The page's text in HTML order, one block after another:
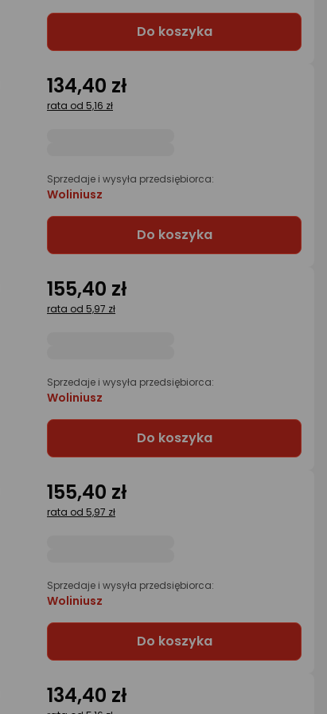
Do koszyka
134,40 zł
rata od 5,16 zł
Sprzedaje i wysyła przedsiębiorca:
Woliniusz
Do koszyka
155,40 zł
rata od 5,97 zł
Sprzedaje i wysyła przedsiębiorca:
Woliniusz
Do koszyka
155,40 zł
rata od 5,97 zł
Sprzedaje i wysyła przedsiębiorca:
Woliniusz
Do koszyka
134,40 zł